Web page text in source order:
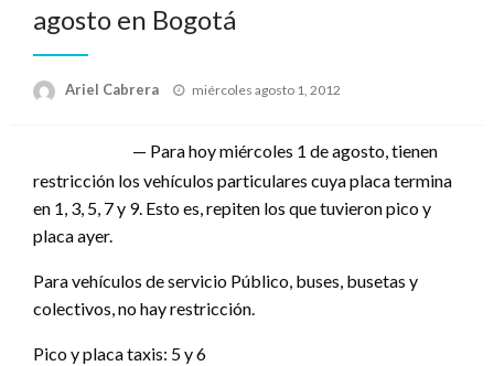
agosto en Bogotá
Ariel Cabrera
Publicado
miércoles agosto 1, 2012
— Para hoy miércoles 1 de agosto, tienen
restricción los vehículos particulares cuya placa termina
en 1, 3, 5, 7 y 9. Esto es, repiten los que tuvieron pico y
placa ayer.
Para vehículos de servicio Público, buses, busetas y
colectivos, no hay restricción.
Pico y placa taxis: 5 y 6